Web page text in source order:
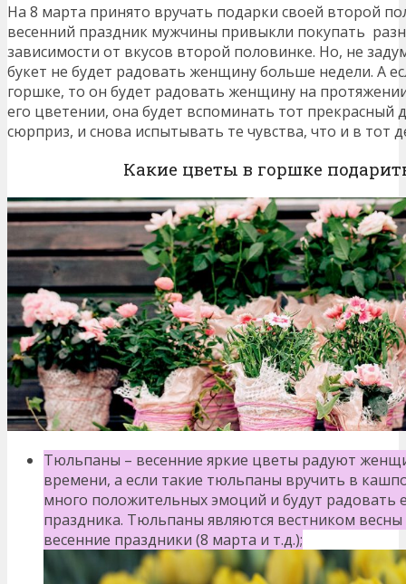
На 8 марта принято вручать подарки своей второй
весенний праздник мужчины привыкли покупать
зависимости от вкусов второй половинке. Но, не
букет не будет радовать женщину больше недели. А
горшке, то он будет радовать женщину на
его цветении, она будет вспоминать тот прекрасный
сюрприз, и снова испытывать те чувства, что и в тот
Какие цветы в горшке
Тюльпаны – весенние яркие цветы радуют
времени, а если такие тюльпаны вручить в
много положительных эмоций и будут радовать
праздника. Тюльпаны являются вестником
весенние праздники (8 марта и т.д.);